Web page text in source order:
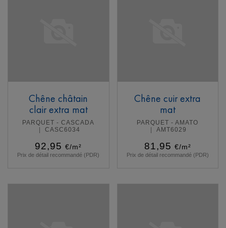
Chêne châtain
clair extra mat
PARQUET - CASCADA
CASC6034
92,95 €/m²
Prix de détail recommandé (PDR)
Chêne cuir extra
mat
PARQUET - AMATO
AMT6029
81,95 €/m²
Prix de détail recommandé (PDR)